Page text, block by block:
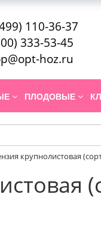
110-36-37
333-53-45
hoz.ru
ПЛОДОВЫЕ
крупнолистовая